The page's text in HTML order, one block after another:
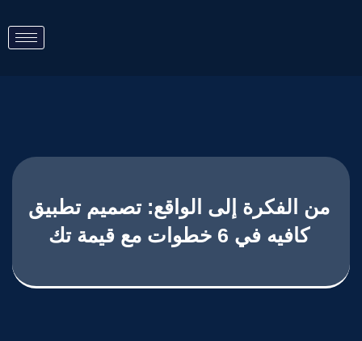
من الفكرة إلى الواقع: تصميم تطبيق
كافيه في 6 خطوات مع قيمة تك